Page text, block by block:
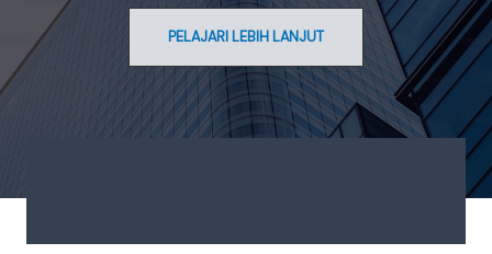
PELAJARI LEBIH LANJUT